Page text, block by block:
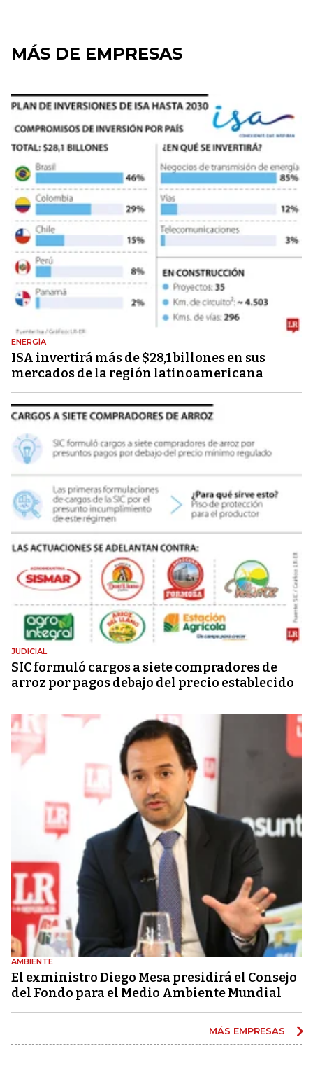
MÁS DE EMPRESAS
ENERGÍA
ISA invertirá más de $28,1 billones en sus
mercados de la región latinoamericana
JUDICIAL
SIC formuló cargos a siete compradores de
arroz por pagos debajo del precio establecido
AMBIENTE
El exministro Diego Mesa presidirá el Consejo
del Fondo para el Medio Ambiente Mundial
MÁS EMPRESAS